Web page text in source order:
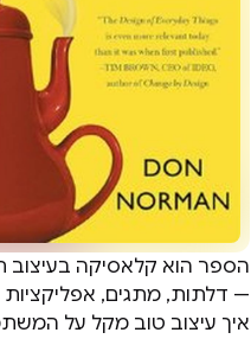
הספר הוא קלאסיקה בעיצוב